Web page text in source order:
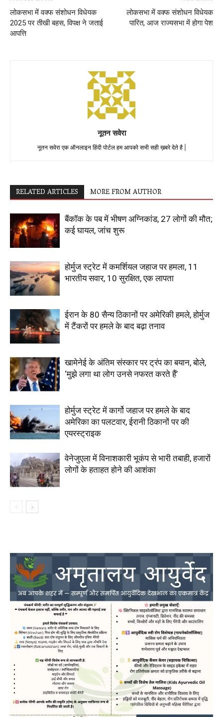
लोकसभा में वक्फ संशोधन विधेयक
2025 पर तीखी बहस, विपक्ष ने जताई
आपत्ति
लोकसभा में वक्फ संशोधन विधेयक
पारित, आज राज्यसभा में होगा पेश
नूतन सवेरा
नूतन सवेरा एक ऑनलाइन हिंदी पोर्टल हम आपको सभी सही ख़बरे देते है |
RELATED ARTICLES MORE FROM AUTHOR
बैंकॉक के पब में भीषण अग्निकांड, 27 लोगों की मौत;
कई घायल, जांच शुरू
होर्मुज स्ट्रेट में कमर्शियल जहाज पर हमला, 11
भारतीय सवार, 10 सुरक्षित, एक लापता
ईरान के 80 सैन्य ठिकानों पर अमेरिकी हमले, होर्मुज
में टैंकरों पर हमले के बाद बढ़ा तनाव
खामेनेई के अंतिम संस्कार पर ट्रंप का बयान, बोले,
‘मुझे लगा था लोग उनसे नफरत करते हैं’
होर्मुज स्ट्रेट में कार्गो जहाज पर हमले के बाद
अमेरिका का पलटवार, ईरानी ठिकानों पर की
एयरस्ट्राइक
वेनेजुएला में विनाशकारी भूकंप से भारी तबाही, हजारों
लोगों के हताहत होने की आशंका